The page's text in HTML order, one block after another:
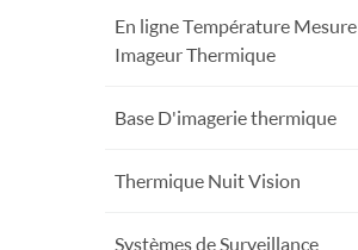
En ligne Température Mesure
Imageur Thermique
Base D'imagerie thermique
Thermique Nuit Vision
Systèmes de Surveillance